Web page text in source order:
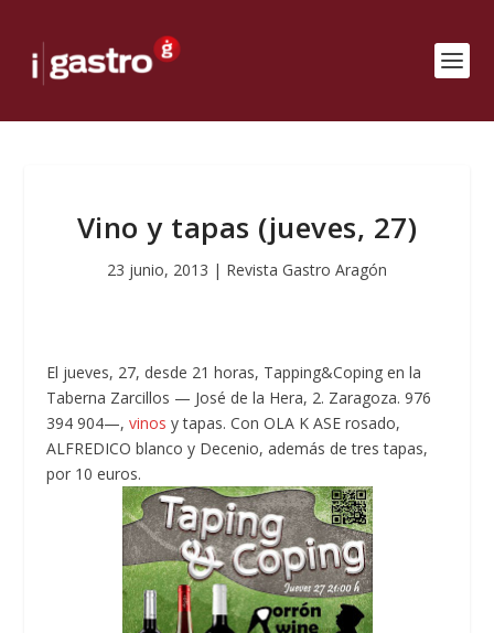
Vino y tapas (jueves, 27)
23 junio, 2013 | Revista Gastro Aragón
El jueves, 27, desde 21 horas, Tapping&Coping en la
Taberna Zarcillos — José de la Hera, 2. Zaragoza. 976
394 904—,vinos y tapas. Con OLA K ASE rosado,
ALFREDICO blanco y Decenio, además de tres tapas,
por 10 euros.